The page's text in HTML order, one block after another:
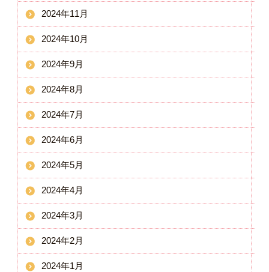
2024年11月
2024年10月
2024年9月
2024年8月
2024年7月
2024年6月
2024年5月
2024年4月
2024年3月
2024年2月
2024年1月